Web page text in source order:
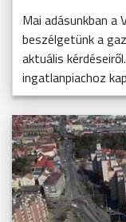
Mai adásunkban a
beszélgetünk a
aktuális
ingatlanpiachoz